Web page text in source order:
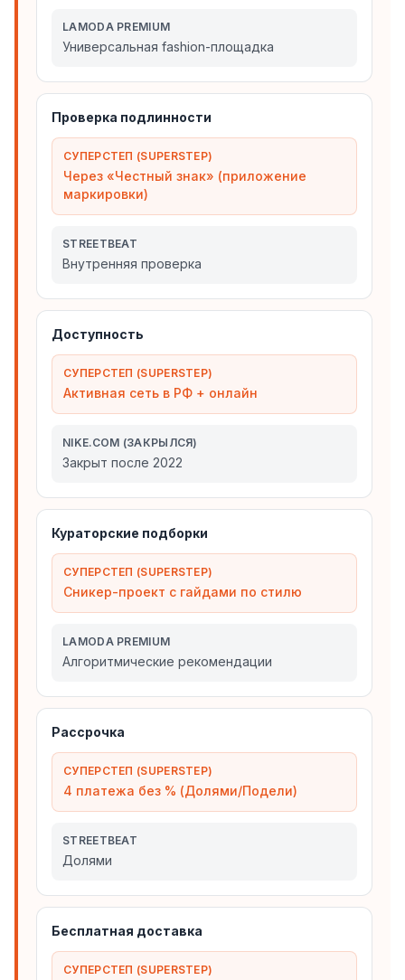
LAMODA PREMIUM
Универсальная fashion-площадка
Проверка подлинности
СУПЕРСТЕП (SUPERSTEP)
Через «Честный знак» (приложение
маркировки)
STREETBEAT
Внутренняя проверка
Доступность
СУПЕРСТЕП (SUPERSTEP)
Активная сеть в РФ + онлайн
NIKE.COM (ЗАКРЫЛСЯ)
Закрыт после 2022
Кураторские подборки
СУПЕРСТЕП (SUPERSTEP)
Сникер-проект с гайдами по стилю
LAMODA PREMIUM
Алгоритмические рекомендации
Рассрочка
СУПЕРСТЕП (SUPERSTEP)
4 платежа без % (Долями/Подели)
STREETBEAT
Долями
Бесплатная доставка
СУПЕРСТЕП (SUPERSTEP)